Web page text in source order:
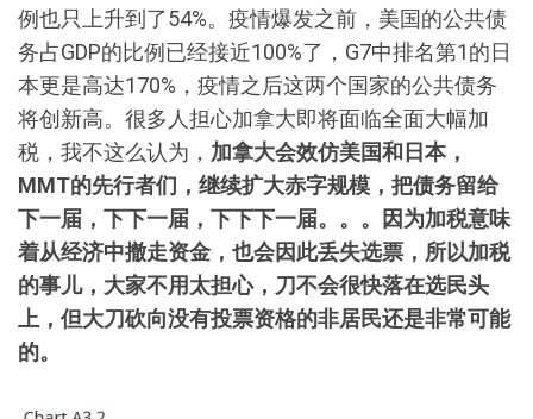
例也只上升到了54%。疫情爆发之前，美国的公共债
务占GDP的比例已经接近100%了，G7中排名第1的日
本更是高达170%，疫情之后这两个国家的公共债务
将创新高。很多人担心加拿大即将面临全面大幅加
税，我不这么认为， 加拿大会效仿美国和日本，
MMT的先行者们，继续扩大赤字规模，把债务留给
下一届，下下一届，下下下一届。。。因为加税意味
着从经济中撤走资金，也会因此丢失选票，所以加税
的事儿，大家不用太担心，刀不会很快落在选民头
上，但大刀砍向没有投票资格的非居民还是非常可能
的。